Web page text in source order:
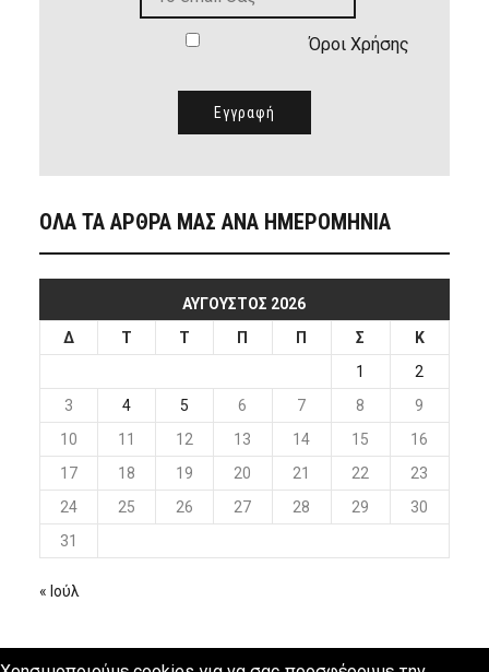
Όροι Χρήσης
ΟΛΑ ΤΑ ΑΡΘΡΑ ΜΑΣ ΑΝΑ ΗΜΕΡΟΜΗΝΙΑ
ΑΎΓΟΥΣΤΟΣ 2026
Δ
Τ Τ Π Π Σ
Κ
1
2
3
4 5 6 7 8
9
10
11 12 13 14 15
16
17
18 19 20 21 22
23
24
25 26 27 28 29
30
31
« Ιούλ